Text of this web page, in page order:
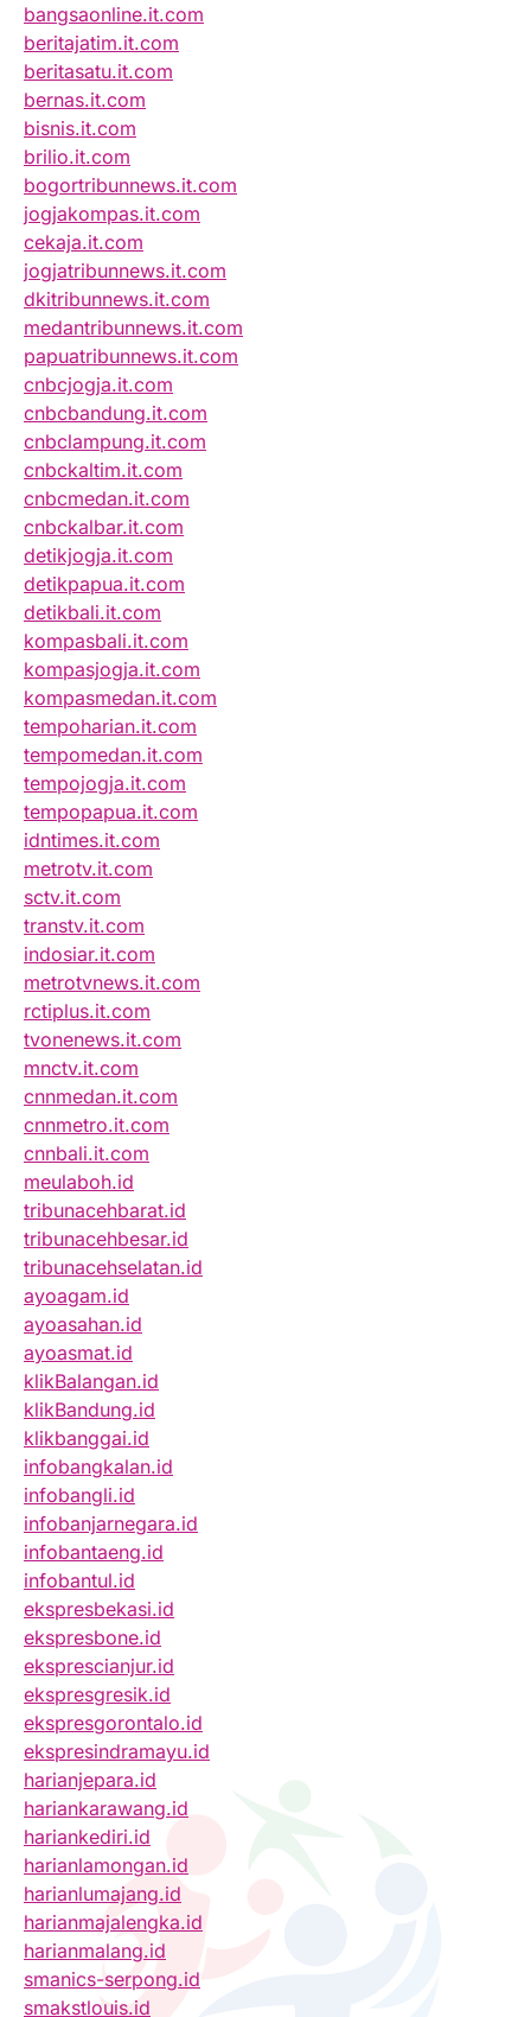
bangsaonline.it.com
beritajatim.it.com
beritasatu.it.com
bernas.it.com
bisnis.it.com
brilio.it.com
bogortribunnews.it.com
jogjakompas.it.com
cekaja.it.com
jogjatribunnews.it.com
dkitribunnews.it.com
medantribunnews.it.com
papuatribunnews.it.com
cnbcjogja.it.com
cnbcbandung.it.com
cnbclampung.it.com
cnbckaltim.it.com
cnbcmedan.it.com
cnbckalbar.it.com
detikjogja.it.com
detikpapua.it.com
detikbali.it.com
kompasbali.it.com
kompasjogja.it.com
kompasmedan.it.com
tempoharian.it.com
tempomedan.it.com
tempojogja.it.com
tempopapua.it.com
idntimes.it.com
metrotv.it.com
sctv.it.com
transtv.it.com
indosiar.it.com
metrotvnews.it.com
rctiplus.it.com
tvonenews.it.com
mnctv.it.com
cnnmedan.it.com
cnnmetro.it.com
cnnbali.it.com
meulaboh.id
tribunacehbarat.id
tribunacehbesar.id
tribunacehselatan.id
ayoagam.id
ayoasahan.id
ayoasmat.id
klikBalangan.id
klikBandung.id
klikbanggai.id
infobangkalan.id
infobangli.id
infobanjarnegara.id
infobantaeng.id
infobantul.id
ekspresbekasi.id
ekspresbone.id
eksprescianjur.id
ekspresgresik.id
ekspresgorontalo.id
ekspresindramayu.id
harianjepara.id
hariankarawang.id
hariankediri.id
harianlamongan.id
harianlumajang.id
harianmajalengka.id
harianmalang.id
smanics-serpong.id
smakstlouis.id